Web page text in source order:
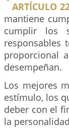
ARTÍCULO
mantiene
cumplir los
responsables
proporcional
desempeñan.
Los mejores
estímulo, los
deber con el
la